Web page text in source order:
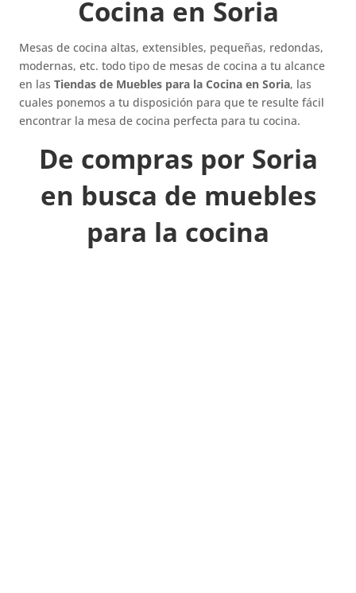
Cocina en Soria
Mesas de cocina altas, extensibles, pequeñas, redondas,
modernas, etc. todo tipo de mesas de cocina a tu alcance
en lasTiendas de Muebles para la Cocina en Soria, las
cuales ponemos a tu disposición para que te resulte fácil
encontrar la mesa de cocina perfecta para tu cocina.
De compras por Soria
en busca de muebles
para la cocina